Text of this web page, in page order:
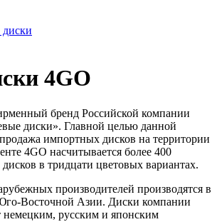
4GO
бренд Российской компании
диски». Главной целью данной
импортных дисков на территории
4GO насчитывается более 400
в тридцати цветовых вариантах.
производителей производятся в
Восточной Азии. Диски компании
немецким, русским и японским